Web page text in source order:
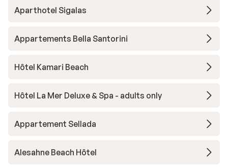
Aparthotel Sigalas
Appartements Bella Santorini
Hôtel Kamari Beach
Hôtel La Mer Deluxe & Spa - adults only
Appartement Sellada
Alesahne Beach Hôtel